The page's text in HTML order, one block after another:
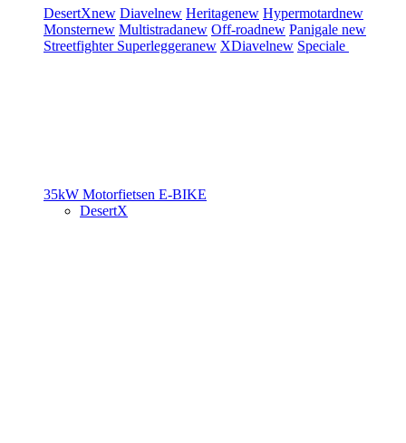
DesertXnew Diavelnew Heritagenew Hypermotardnew
Monsternew Multistradanew Off-roadnew Panigale new
Streetfighter Superleggeranew XDiavelnew Speciale
35kW Motorfietsen E-BIKE
DesertX